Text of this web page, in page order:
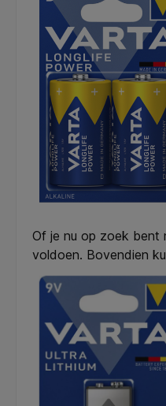
Of je nu op zoek bent
voldoen. Bovendien